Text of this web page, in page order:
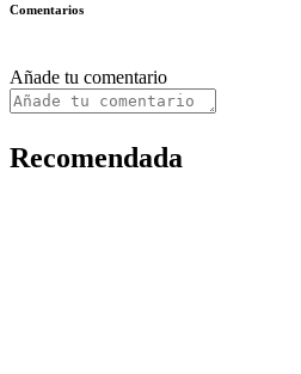
Comentarios
Añade tu comentario
Recomendada